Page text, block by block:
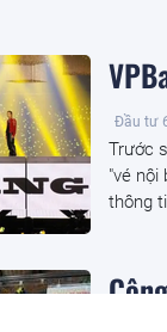
Đầu tư
Trước
"vé nội
thông